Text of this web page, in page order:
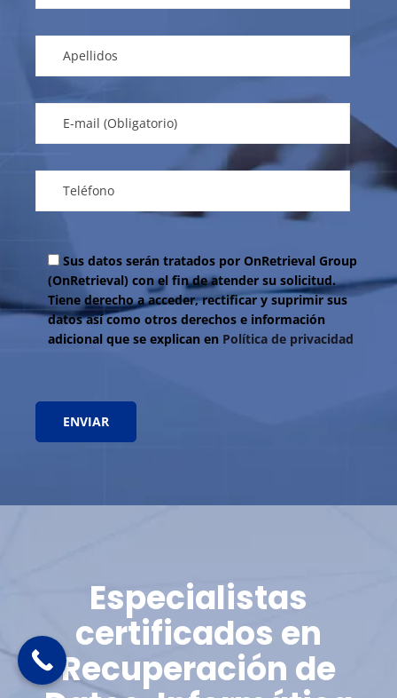
Sus datos serán tratados por OnRetrieval Group
(OnRetrieval) con el fin de atender su solicitud.
Tiene derecho a acceder, rectificar y suprimir sus
datos así como otros derechos e información
adicional que se explican en Política de privacidad
Especialistas
certificados en
Recuperación de